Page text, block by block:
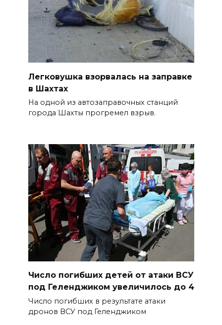
Легковушка взорвалась на заправке
в Шахтах
На одной из автозаправочных станций
города Шахты прогремел взрыв.
Число погибших детей от атаки ВСУ
под Геленджиком увеличилось до 4
Число погибших в результате атаки
дронов ВСУ под Геленджиком